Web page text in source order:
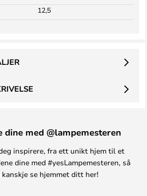
12,5
dine med @lampemesteren
inspirere, fra ett unikt hjem til et
dine med #yesLampemesteren, så
kanskje se hjemmet ditt her!